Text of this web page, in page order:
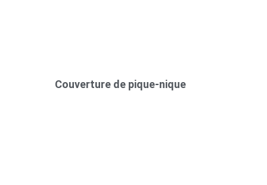
Couverture de pique-nique